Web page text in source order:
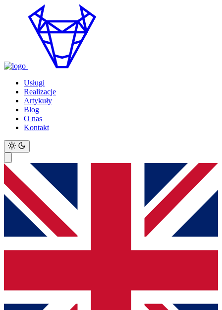
Usługi
Realizacje
Artykuły
Blog
O nas
Kontakt